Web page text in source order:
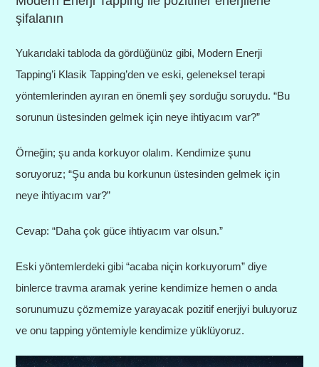
şifalanın
Yukarıdaki tabloda da gördüğünüz gibi, Modern Enerji
Tapping’i Klasik Tapping’den ve eski, geleneksel terapi
yöntemlerinden ayıran en önemli şey sorduğu soruydu. “Bu
sorunun üstesinden gelmek için neye ihtiyacım var?”
Örneğin; şu anda korkuyor olalım. Kendimize şunu
soruyoruz; “Şu anda bu korkunun üstesinden gelmek için
neye ihtiyacım var?”
Cevap: “Daha çok güce ihtiyacım var olsun.”
Eski yöntemlerdeki gibi “acaba niçin korkuyorum” diye
binlerce travma aramak yerine kendimize hemen o anda
sorunumuzu çözmemize yarayacak pozitif enerjiyi buluyoruz
ve onu tapping yöntemiyle kendimize yüklüyoruz.